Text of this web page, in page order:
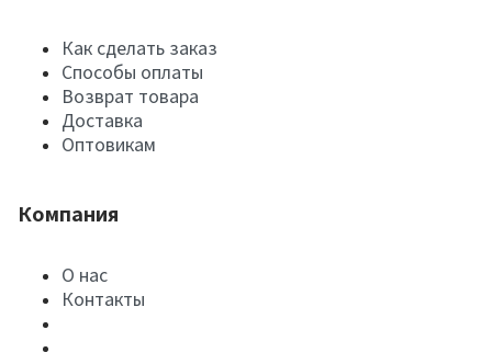
Как сделать заказ
Способы оплаты
Возврат товара
Доставка
Оптовикам
Компания
О нас
Контакты